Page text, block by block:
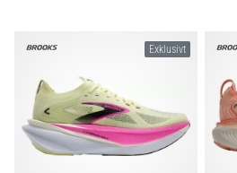
Exklusivt